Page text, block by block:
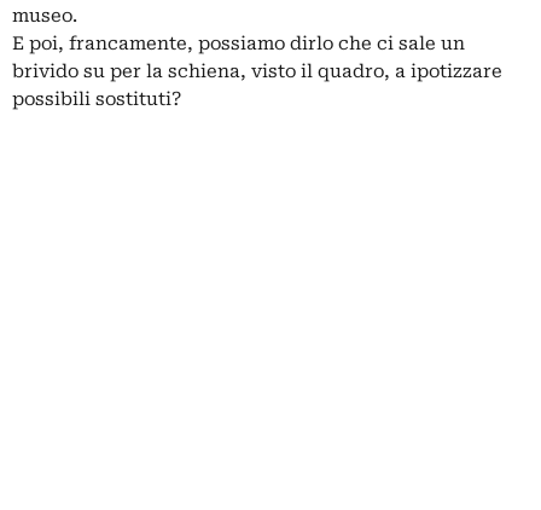
museo.
E poi, francamente, possiamo dirlo che ci sale un
brivido su per la schiena, visto il quadro, a ipotizzare
possibili sostituti?